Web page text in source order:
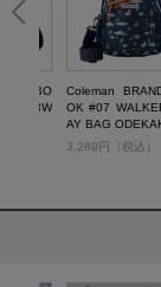
BO
3W
Coleman
OK #07
AY BAG
3,289円（税込）